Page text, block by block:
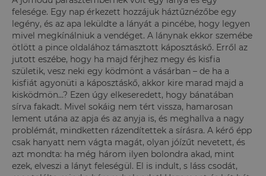
felesége. Egy nap érkezett hozzájuk háztűznézőbe egy
legény, és az apa leküldte a lányát a pincébe, hogy legyen
mivel megkínálniuk a vendéget. A lánynak ekkor szemébe
ötlött a pince oldalához támasztott káposztáskő. Erről az
jutott eszébe, hogy ha majd férjhez megy és kisfia
születik, vesz neki egy ködmönt a vásárban – de ha a
kisfiát agyonüti a káposztáskő, akkor kire marad majd a
kisködmön…? Ezen úgy elkeseredett, hogy bánatában
sírva fakadt. Mivel sokáig nem tért vissza, hamarosan
lement utána az apja és az anyja is, és meghallva a nagy
problémát, mindketten rázendítettek a sírásra. A kérő épp
csak hanyatt nem vágta magát, olyan jóízűt nevetett, és
azt mondta: ha még három ilyen bolondra akad, mint
ezek, elveszi a lányt feleségül. El is indult, s láss csodát,